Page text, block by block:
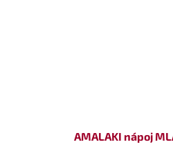
AMALAKI nápoj